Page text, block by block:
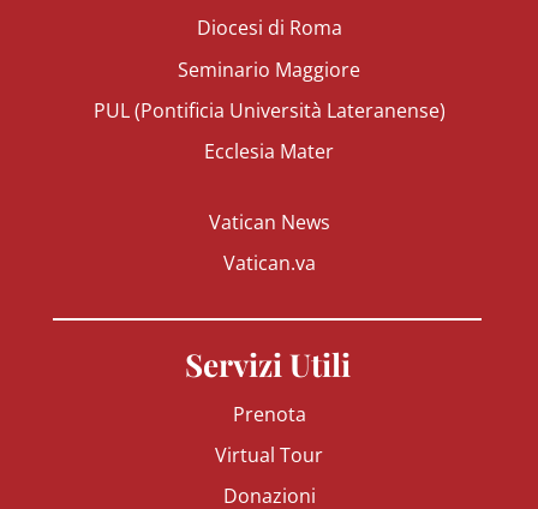
Diocesi di Roma
Seminario Maggiore
PUL (Pontificia Università Lateranense)
Ecclesia Mater
Vatican News
Vatican.va
Servizi Utili
Prenota
Virtual Tour
Donazioni